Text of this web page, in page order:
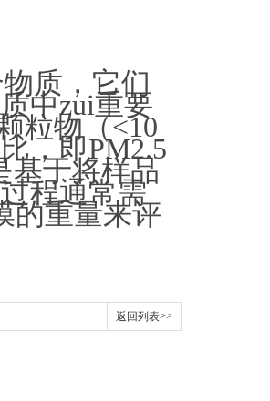
，它们
质中zui重要
粒物（<10
，即PM2.5
基于将样品
过程通常需
的重量来评
返回列表>>